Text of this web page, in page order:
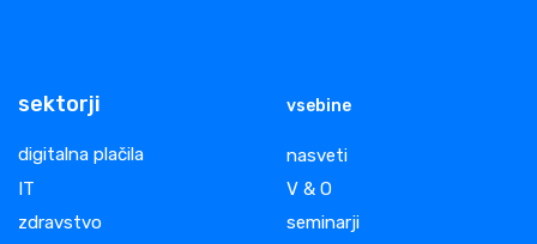
sektorji
digitalna plačila
IT
zdravstvo
vsebine
nasveti
V & O
seminarji